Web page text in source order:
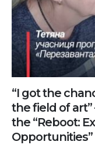
“I got the
the field of
the “Reboot: